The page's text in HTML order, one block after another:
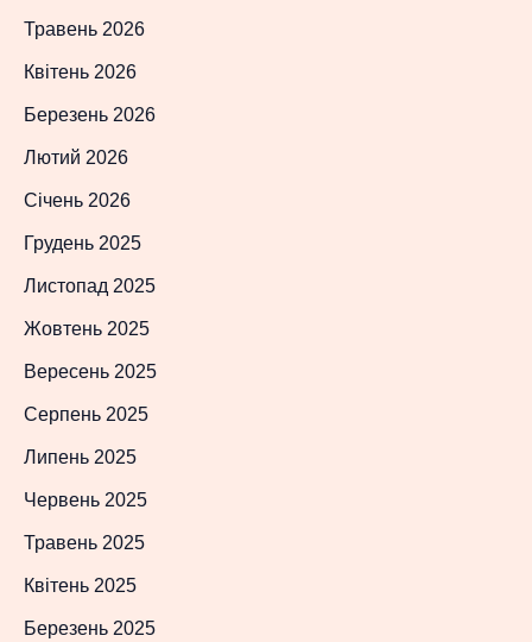
Травень 2026
Квітень 2026
Березень 2026
Лютий 2026
Січень 2026
Грудень 2025
Листопад 2025
Жовтень 2025
Вересень 2025
Серпень 2025
Липень 2025
Червень 2025
Травень 2025
Квітень 2025
Березень 2025